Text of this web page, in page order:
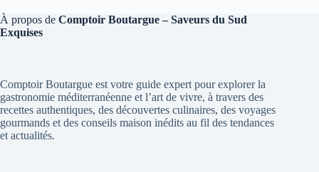
À propos de Comptoir Boutargue – Saveurs du Sud
Exquises
Comptoir Boutargue est votre guide expert pour explorer la
gastronomie méditerranéenne et l’art de vivre, à travers des
recettes authentiques, des découvertes culinaires, des voyages
gourmands et des conseils maison inédits au fil des tendances
et actualités.